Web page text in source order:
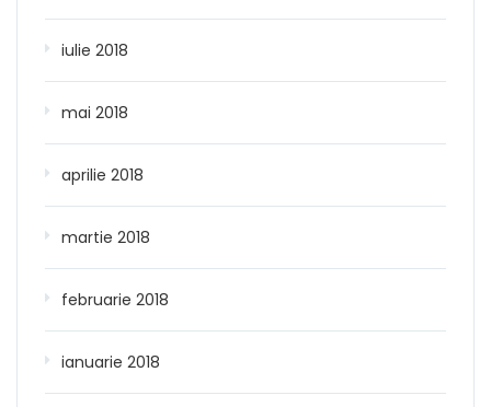
iulie 2018
mai 2018
aprilie 2018
martie 2018
februarie 2018
ianuarie 2018